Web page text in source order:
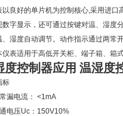
以良好的单片机为控制核心,采用进
数字显示，还可通过按键对温、湿度
、湿度自动调节。动作指示通过两常
仪表适用于高低开关柜、端子箱、箱
度控制器应用 温湿度
标
漏电流： <1mA
电压Uc：150V10%